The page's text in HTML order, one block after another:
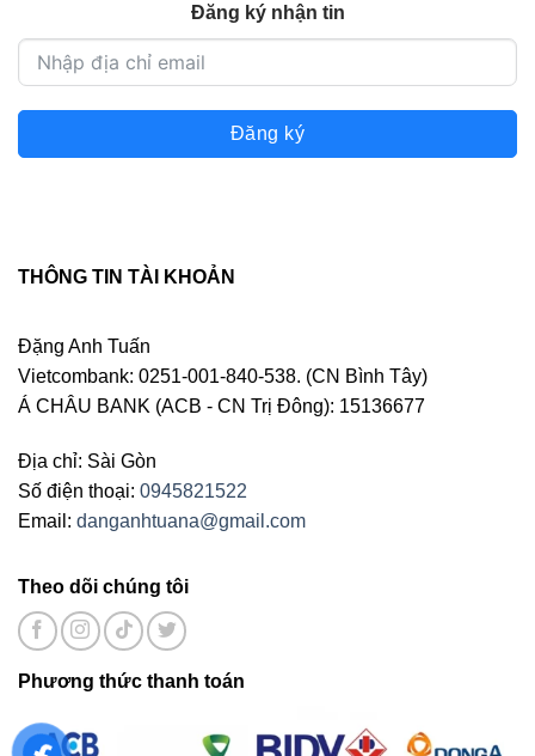
Đăng ký nhận tin
Đăng ký
THÔNG TIN TÀI KHOẢN
Đặng Anh Tuấn
Vietcombank: 0251-001-840-538. (CN Bình Tây)
Á CHÂU BANK (ACB - CN Trị Đông): 15136677
Địa chỉ: Sài Gòn
Số điện thoại: 0945821522
Email: danganhtuana@gmail.com
Theo dõi chúng tôi
Phương thức thanh toán